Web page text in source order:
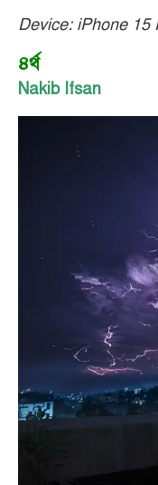
Device: iPhone 15
৪র্থ
Nakib Ifsan